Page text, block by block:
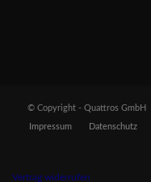
© Copyright - Quattros GmbH
Impressum Datenschutz
Vertrag widerrufen